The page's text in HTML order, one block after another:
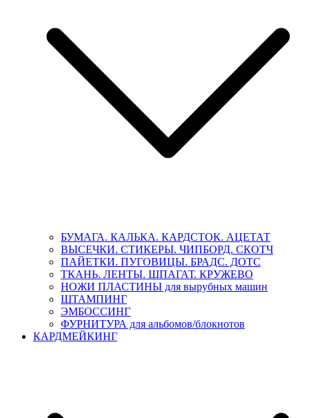
БУМАГА. КАЛЬКА. КАРДСТОК. АЦЕТАТ
ВЫСЕЧКИ. СТИКЕРЫ. ЧИПБОРД. СКОТЧ
ПАЙЕТКИ. ПУГОВИЦЫ. БРАДС. ДОТС
ТКАНЬ. ЛЕНТЫ. ШПАГАТ. КРУЖЕВО
НОЖИ ПЛАСТИНЫ для вырубных машин
ШТАМПИНГ
ЭМБОССИНГ
ФУРНИТУРА для альбомов/блокнотов
КАРДМЕЙКИНГ